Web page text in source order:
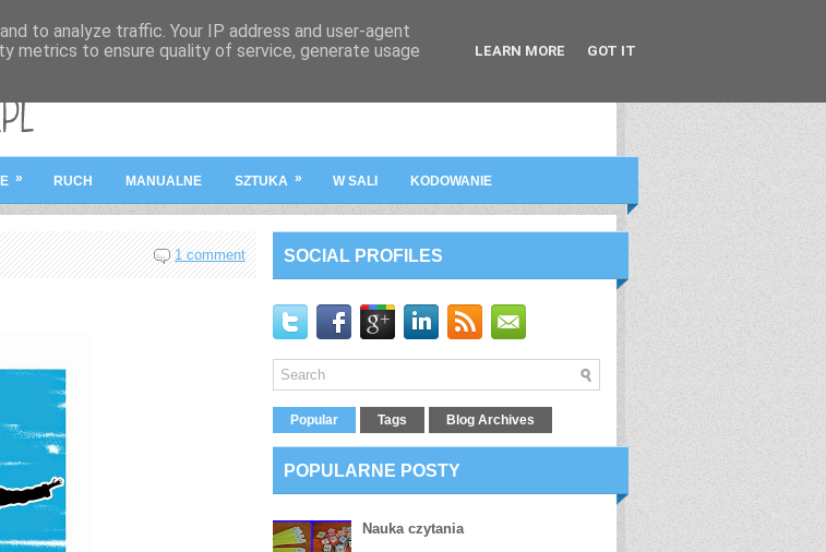
» RUCH MANUALNE SZTUKA » W SALI KODOWANIE
1 comment SOCIAL PROFILES
Popular Tags Blog Archives
POPULARNE POSTY
Nauka czytania
to analyze traffic. Your IP address and user-agent
metrics to ensure quality of service, generate usage
LEARN MORE GOT IT